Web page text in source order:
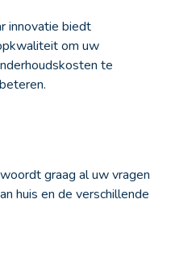
innovatie biedt
om uw
te
graag al uw vragen
huis en de verschillende